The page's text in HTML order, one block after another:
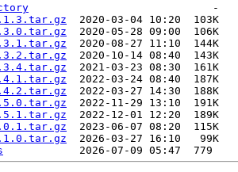
                             -
  2020-03-04 10:20  103K
  2020-05-28 09:00  106K
  2020-08-27 11:10  144K
  2020-10-14 08:40  143K
  2021-03-23 08:30  161K
  2022-03-24 08:40  187K
  2022-03-27 14:30  188K
  2022-11-29 13:10  191K
  2022-12-01 12:20  189K
  2023-06-07 08:20  115K
  2026-03-27 16:10   99K